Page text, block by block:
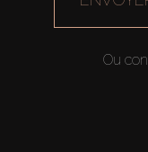
Ou